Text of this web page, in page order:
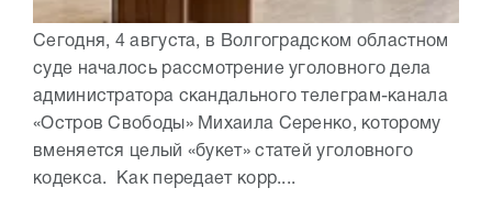
Сегодня, 4 августа, в Волгоградском областном
суде началось рассмотрение уголовного дела
администратора скандального телеграм-канала
«Остров Свободы» Михаила Серенко, которому
вменяется целый «букет» статей уголовного
кодекса. Как передает корр....